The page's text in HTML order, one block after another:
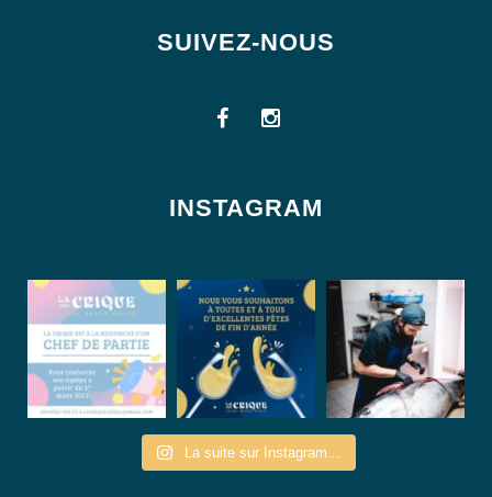
SUIVEZ-NOUS
INSTAGRAM
La suite sur Instagram...